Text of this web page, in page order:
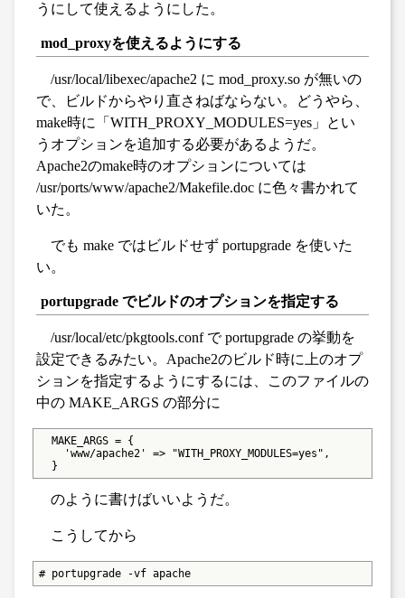
うにして使えるようにした。
mod_proxyを使えるようにする
/usr/local/libexec/apache2 に mod_proxy.so が無いの
で、ビルドからやり直さねばならない。どうやら、
make時に「WITH_PROXY_MODULES=yes」とい
うオプションを追加する必要があるようだ。
Apache2のmake時のオプションについては
/usr/ports/www/apache2/Makefile.doc に色々書かれて
いた。
でも make ではビルドせず portupgrade を使いた
い。
portupgrade でビルドのオプションを指定する
/usr/local/etc/pkgtools.conf で portupgrade の挙動を
設定できるみたい。Apache2のビルド時に上のオプ
ションを指定するようにするには、このファイルの
中の MAKE_ARGS の部分に
  MAKE_ARGS = {
    'www/apache2' => "WITH_PROXY_MODULES=yes",
  }
のように書けばいいようだ。
こうしてから
# portupgrade -vf apache